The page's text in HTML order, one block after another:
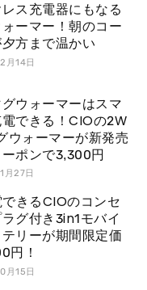
ス充電器にもなる
ーマー！朝のコー
方まで温かい
月14日
ウォーマーはスマ
できる！CIOの2W
ウォーマーが新発売
ポンで3,300円
月27日
きるCIOのコンセ
グ付き3in1モバイ
リーが期間限定価
円！
月15日